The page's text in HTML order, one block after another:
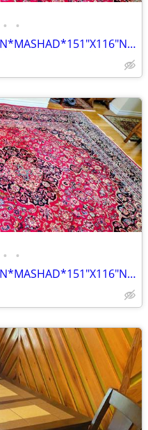
• •
**EXQUIS*RARE TAPIS PERSAN*MASHAD*151"X116"NOUE MAIN PURE LAINE VIERGE
• •
**EXQUIS*RARE TAPIS PERSAN*MASHAD*151"X116"NOUE MAIN PURE LAINE VIERGE